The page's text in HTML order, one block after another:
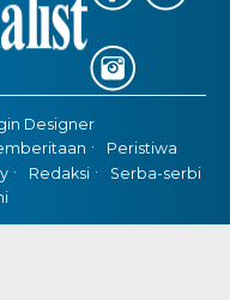
Designer
Peristiwa
Redaksi
Serba-serbi